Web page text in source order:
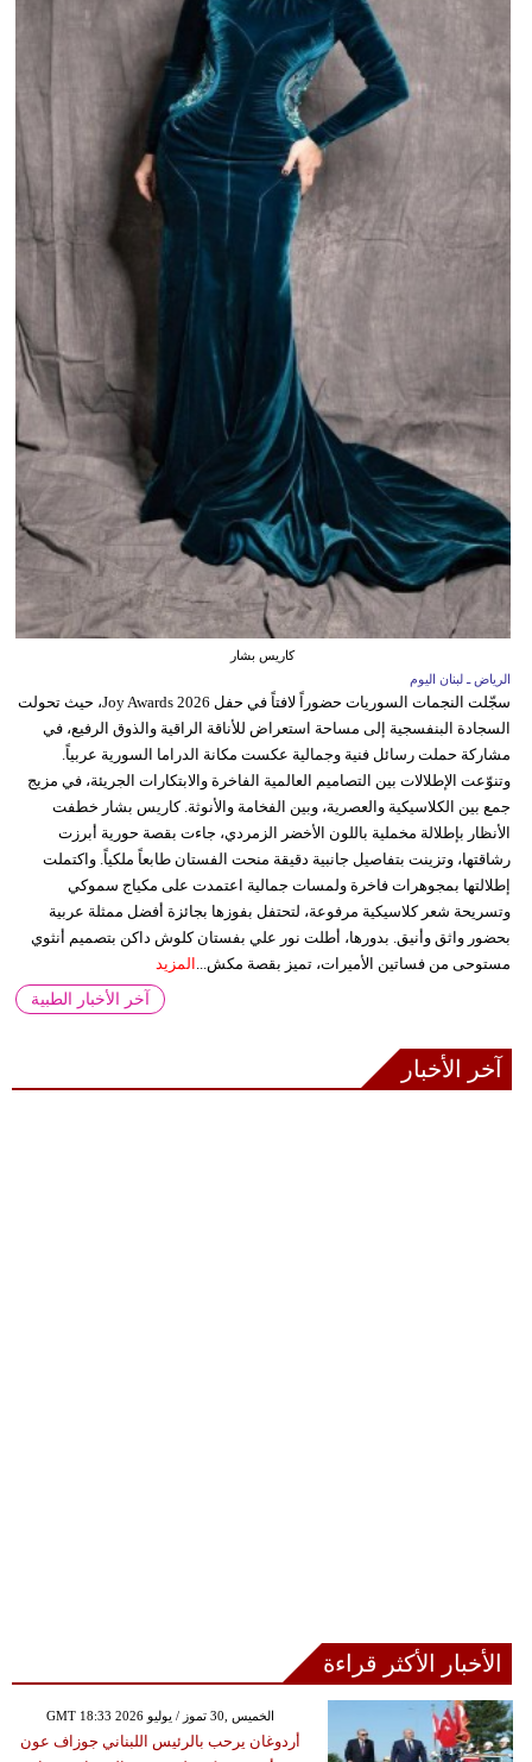
كاريس بشار
الرياض ـ لبنان اليوم
سجّلت النجمات السوريات حضوراً لافتاً في حفل Joy Awards 2026، حيث تحولت
السجادة البنفسجية إلى مساحة استعراض للأناقة الراقية والذوق الرفيع، في
مشاركة حملت رسائل فنية وجمالية عكست مكانة الدراما السورية عربياً.
وتنوّعت الإطلالات بين التصاميم العالمية الفاخرة والابتكارات الجريئة، في مزيج
جمع بين الكلاسيكية والعصرية، وبين الفخامة والأنوثة. كاريس بشار خطفت
الأنظار بإطلالة مخملية باللون الأخضر الزمردي، جاءت بقصة حورية أبرزت
رشاقتها، وتزينت بتفاصيل جانبية دقيقة منحت الفستان طابعاً ملكياً. واكتملت
إطلالتها بمجوهرات فاخرة ولمسات جمالية اعتمدت على مكياج سموكي
وتسريحة شعر كلاسيكية مرفوعة، لتحتفل بفوزها بجائزة أفضل ممثلة عربية
بحضور واثق وأنيق. بدورها، أطلت نور علي بفستان كلوش داكن بتصميم أنثوي
مستوحى من فساتين الأميرات، تميز بقصة مكش...
المزيد
آخر الأخبار الطبية
آخر الأخبار
الأخبار الأكثر قراءة
GMT 18:33 2026 الخميس ,30 تموز / يوليو
أردوغان يرحب بالرئيس اللبناني جوزاف عون